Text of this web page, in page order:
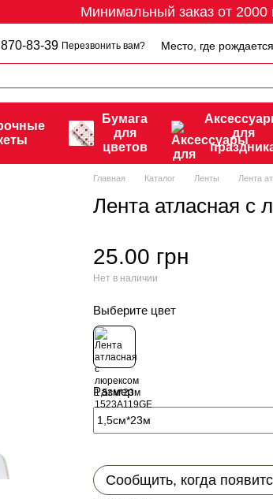
Минимальный заказ от 2000
83-39 Перезвонить вам? Место, где
Бумага
для
цветов
для
Главная Каталог Ленты Лента
Лента атласная с
25.00 грн
Нет в наличии
Выберите цвет
Размер
Сообщить, когда